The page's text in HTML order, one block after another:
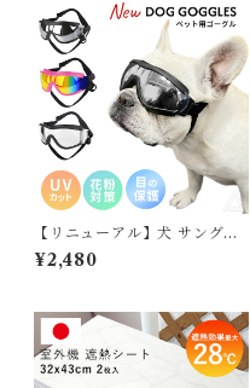
ク カーキ ベージュ メンズ レ
ディース キッズ G271
【リニューアル】犬 サングラ
ス ペット用 ゴーグル ミラーレ
ンズ UVカット 紫外線防止 防
クセサリー 黒 ブラック クリア
ー ピンク 雑貨 おでかけ おし
ゃれ 海 コスプレ コスチューム
中型犬 大型犬 KM641G
¥2,480